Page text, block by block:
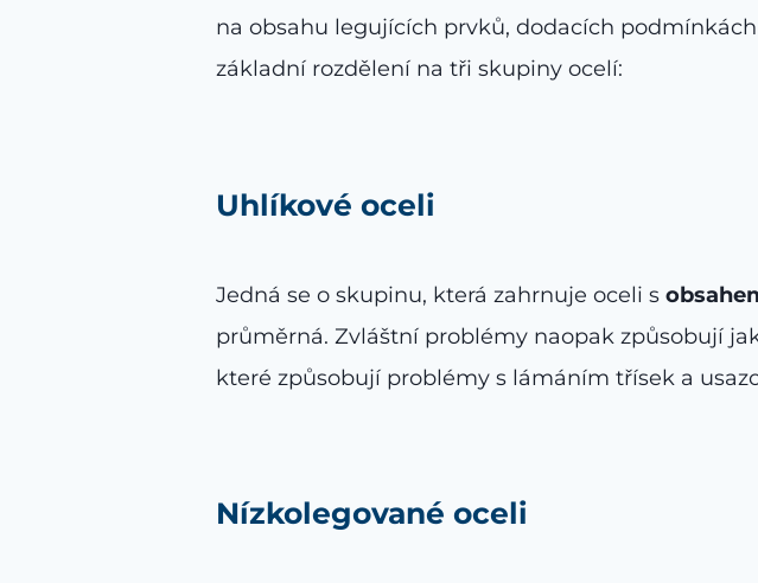
na obsahu legujících prvků, dodacích
základní rozdělení na tři skupiny ocelí:
Uhlíkové oceli
Jedná se o skupinu, která zahrnuje oceli s
průměrná. Zvláštní problémy naopak způsobují
které způsobují problémy s lámáním třísek a
Nízkolegované oceli